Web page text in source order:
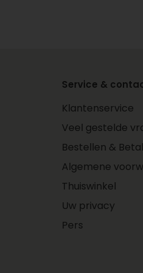
Service &
Klantenservice
Veel gestelde
Bestellen &
Algemene
Thuiswinkel
Uw privacy
Pers